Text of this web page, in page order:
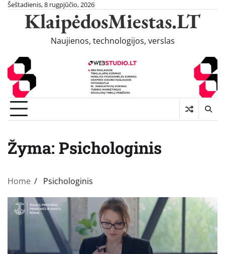
Skip
content
Šeštadienis, 8 rugpjūčio, 2026
KlaipėdosMiestas.LT
Naujienos, technologijos, verslas
Žyma: Psichologinis
Home Psichologinis